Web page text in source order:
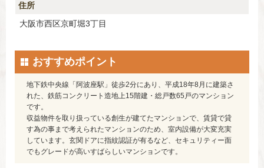
住所
大阪市西区京町堀3丁目
おすすめポイント
地下鉄中央線「阿波座駅」徒歩2分にあり、平成18年8月に建築さ
れた、鉄筋コンクリート造地上15階建・総戸数65戸のマンション
です。
収益物件を取り扱っている創生が建てたマンションで、賃貸で貸
す為の事まで考えられたマンションのため、室内設備が大変充実
しています。玄関ドアに指紋認証が有るなど、セキュリティー面
でもグレードが高いすばらしいマンションです。